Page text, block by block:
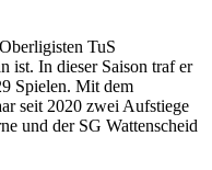
TuS
ist. In dieser Saison traf er
Spielen. Mit dem
seit 2020 zwei Aufstiege
und der SG Wattenscheid